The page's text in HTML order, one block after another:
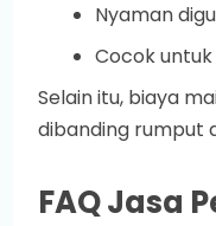
Nyaman
Cocok
Selain itu, biaya
dibanding rumput
FAQ Jasa